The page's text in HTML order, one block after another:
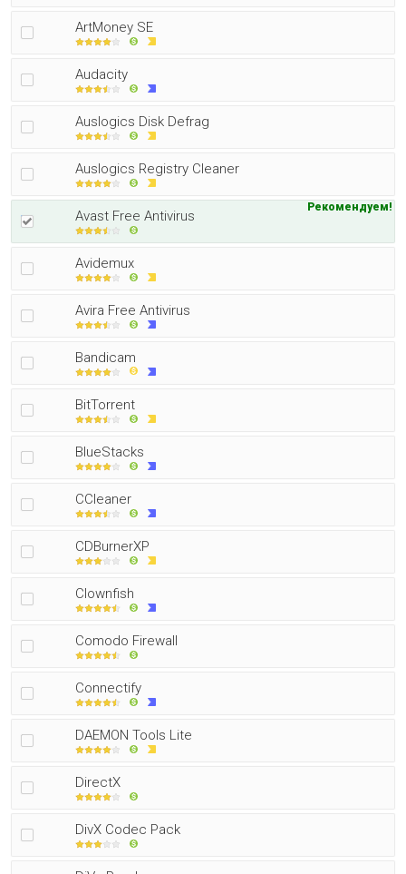
ArtMoney SE
Audacity
Auslogics Disk Defrag
Auslogics Registry Cleaner
Avast Free Antivirus
Рекомендуем!
Avidemux
Avira Free Antivirus
Bandicam
BitTorrent
BlueStacks
CCleaner
CDBurnerXP
Clownfish
Comodo Firewall
Connectify
DAEMON Tools Lite
DirectX
DivX Codec Pack